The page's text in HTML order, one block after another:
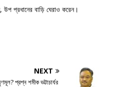
উপ প্রধানের বাড়ি ঘেরাও করেন।
NEXT
প্রশ্ন শমীক ভট্টাচার্যর